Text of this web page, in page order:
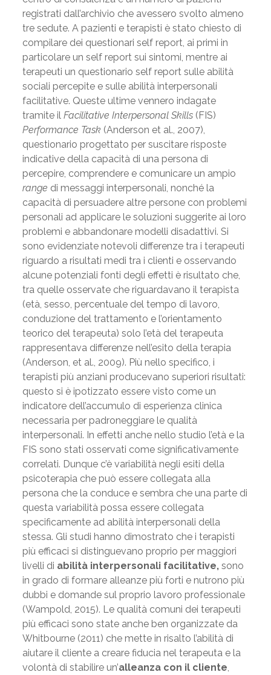
registrati dall’archivio che avessero svolto almeno
tre sedute. A pazienti e terapisti è stato chiesto di
compilare dei questionari self report, ai primi in
particolare un self report sui sintomi, mentre ai
terapeuti un questionario self report sulle abilità
sociali percepite e sulle abilità interpersonali
facilitative. Queste ultime vennero indagate
tramite il Facilitative Interpersonal Skills(FIS)
Performance Task (Anderson et al., 2007),
questionario progettato per suscitare risposte
indicative della capacità di una persona di
percepire, comprendere e comunicare un ampio
range di messaggi interpersonali, nonché la
capacità di persuadere altre persone con problemi
personali ad applicare le soluzioni suggerite ai loro
problemi e abbandonare modelli disadattivi. Si
sono evidenziate notevoli differenze tra i terapeuti
riguardo a risultati medi tra i clienti e osservando
alcune potenziali fonti degli effetti è risultato che,
tra quelle osservate che riguardavano il terapista
(età, sesso, percentuale del tempo di lavoro,
conduzione del trattamento e l’orientamento
teorico del terapeuta) solo l’età del terapeuta
rappresentava differenze nell’esito della terapia
(Anderson, et al., 2009). Più nello specifico, i
terapisti più anziani producevano superiori risultati:
questo si è ipotizzato essere visto come un
indicatore dell’accumulo di esperienza clinica
necessaria per padroneggiare le qualità
interpersonali. In effetti anche nello studio l’età e la
FIS sono stati osservati come significativamente
correlati. Dunque c’è variabilità negli esiti della
psicoterapia che può essere collegata alla
persona che la conduce e sembra che una parte di
questa variabilità possa essere collegata
specificamente ad abilità interpersonali della
stessa. Gli studi hanno dimostrato che i terapisti
più efficaci si distinguevano proprio per maggiori
livelli di abilità interpersonali facilitative,sono
in grado di formare alleanze più forti e nutrono più
dubbi e domande sul proprio lavoro professionale
(Wampold, 2015). Le qualità comuni dei terapeuti
più efficaci sono state anche ben organizzate da
Whitbourne (2011) che mette in risalto l’abilità di
aiutare il cliente a creare fiducia nel terapeuta e la
volontà di stabilire un’alleanza con il cliente